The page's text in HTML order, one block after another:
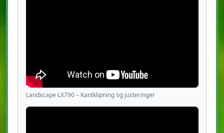
Landxcape LX790 – Kantklipning og justeringer